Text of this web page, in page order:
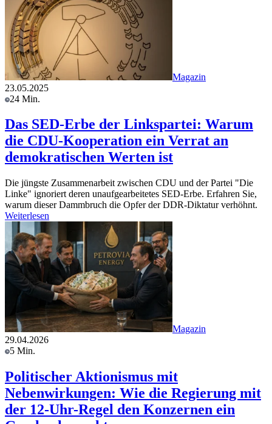
Magazin
23.05.2025
24 Min.
Das SED-Erbe der Linkspartei: Warum
die CDU-Kooperation ein Verrat an
demokratischen Werten ist
Die jüngste Zusammenarbeit zwischen CDU und der Partei "Die
Linke" ignoriert deren unaufgearbeitetes SED-Erbe. Erfahren Sie,
warum dieser Dammbruch die Opfer der DDR-Diktatur verhöhnt.
Weiterlesen
Magazin
29.04.2026
5 Min.
Politischer Aktionismus mit
Nebenwirkungen: Wie die Regierung mit
der 12-Uhr-Regel den Konzernen ein